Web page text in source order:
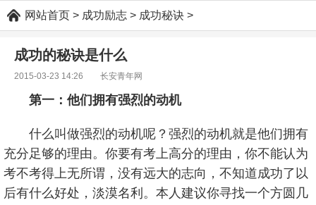
网站首页 > 成功励志 > 成功秘诀 >
成功的秘诀是什么
2015-03-23 14:26 长安青年网
第一：他们拥有强烈的动机
什么叫做强烈的动机呢？强烈的动机就是他们拥有
充分足够的理由。你要有考上高分的理由，你不能认为
考不考得上无所谓，没有远大的志向，不知道成功了以
后有什么好处，淡漠名利。本人建议你寻找一个方圆几